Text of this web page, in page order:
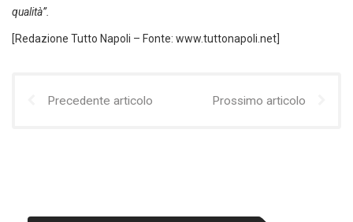
qualità”.
[Redazione Tutto Napoli – Fonte: www.tuttonapoli.net]
Precedente articolo Prossimo articolo